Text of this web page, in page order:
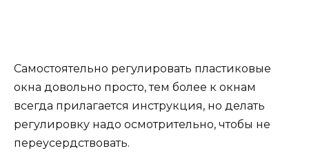
Самостоятельно регулировать пластиковые
окна довольно просто, тем более к окнам
всегда прилагается инструкция, но делать
регулировку надо осмотрительно, чтобы не
переусердствовать.